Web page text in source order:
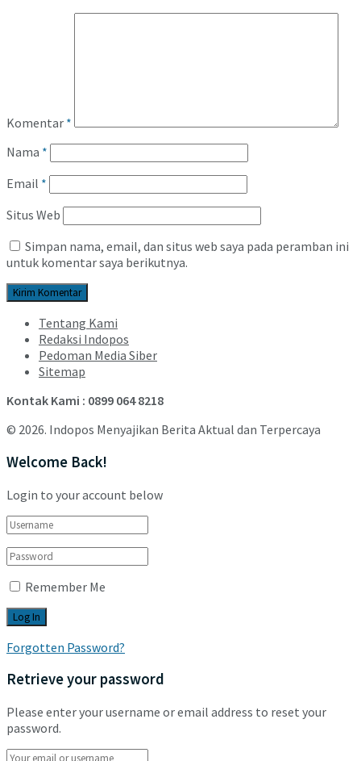
Komentar *
Nama *
Email *
Situs Web
Simpan nama, email, dan situs web saya pada peramban ini
untuk komentar saya berikutnya.
Tentang Kami
Redaksi Indopos
Pedoman Media Siber
Sitemap
Kontak Kami : 0899 064 8218
© 2026. Indopos Menyajikan Berita Aktual dan Terpercaya
Welcome Back!
Login to your account below
Remember Me
Forgotten Password?
Retrieve your password
Please enter your username or email address to reset your
password.